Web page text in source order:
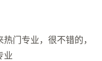
门专业，很不错的，
业